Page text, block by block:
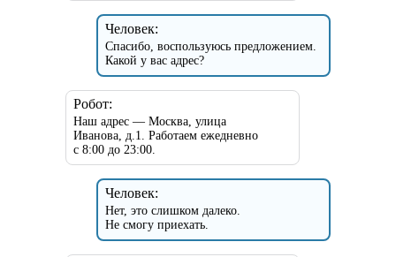
Человек:
Спасибо, воспользуюсь предложением.
Какой у вас адрес?
Робот:
Наш адрес — Москва, улица
Иванова, д.1. Работаем ежедневно
с 8:00 до 23:00.
Человек:
Нет, это слишком далеко.
Не смогу приехать.